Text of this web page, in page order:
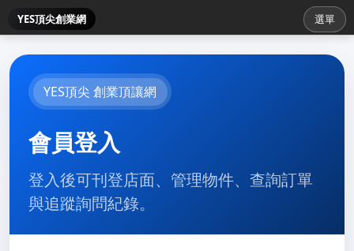
YES頂尖創業網 選單
YES頂尖 創業頂讓網
會員登入
登入後可刊登店面、管理物件、查詢訂單
與追蹤詢問紀錄。